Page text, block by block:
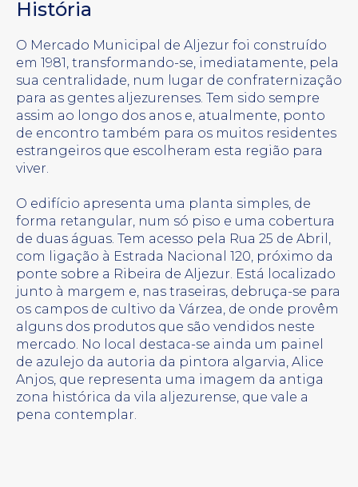
História
O Mercado Municipal de Aljezur foi construído
em 1981, transformando-se, imediatamente, pela
sua centralidade, num lugar de confraternização
para as gentes aljezurenses. Tem sido sempre
assim ao longo dos anos e, atualmente, ponto
de encontro também para os muitos residentes
estrangeiros que escolheram esta região para
viver.
O edifício apresenta uma planta simples, de
forma retangular, num só piso e uma cobertura
de duas águas. Tem acesso pela Rua 25 de Abril,
com ligação à Estrada Nacional 120, próximo da
ponte sobre a Ribeira de Aljezur. Está localizado
junto à margem e, nas traseiras, debruça-se para
os campos de cultivo da Várzea, de onde provêm
alguns dos produtos que são vendidos neste
mercado. No local destaca-se ainda um painel
de azulejo da autoria da pintora algarvia, Alice
Anjos, que representa uma imagem da antiga
zona histórica da vila aljezurense, que vale a
pena contemplar.